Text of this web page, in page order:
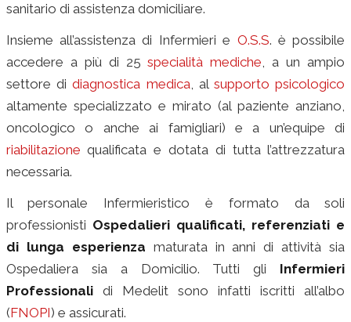
sanitario di assistenza domiciliare.
Insieme all’assistenza di Infermieri e O.S.S. è possibile
accedere a più di 25specialità mediche, a un ampio
settore didiagnostica medica, alsupporto psicologico
altamente specializzato e mirato (al paziente anziano,
oncologico o anche ai famigliari) e a un’equipe di
riabilitazione qualificata e dotata di tutta l’attrezzatura
necessaria.
Il personale Infermieristico è formato da soli
professionisti Ospedalieri qualificati, referenziati e
di lunga esperienza maturata in anni di attività sia
Ospedaliera sia a Domicilio.
Tutti gli Infermieri
Professionalidi Medelit sono infatti iscritti all’albo
(FNOPI) e assicurati.